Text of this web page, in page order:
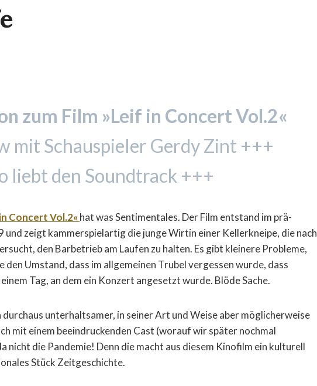
zum Film »Leif in Concert Vol.2«
mit Schauspieler Gerdy Zint +++
liebt den Soundtrack +++
Concert Vol.2« hat was Sentimentales. Der Film entstand im prä-
und zeigt kammerspielartig die junge Wirtin einer Kellerkneipe, die nach
den Barbetrieb am Laufen zu halten. Es gibt kleinere Probleme,
den Umstand, dass im allgemeinen Trubel vergessen wurde, dass
Tag, an dem ein Konzert angesetzt wurde. Blöde Sache.
durchaus unterhaltsamer, in seiner Art und Weise aber möglicherweise
mit einem beeindruckenden Cast (worauf wir später nochmal
nicht die Pandemie! Denn die macht aus diesem Kinofilm ein kulturell
Stück Zeitgeschichte.